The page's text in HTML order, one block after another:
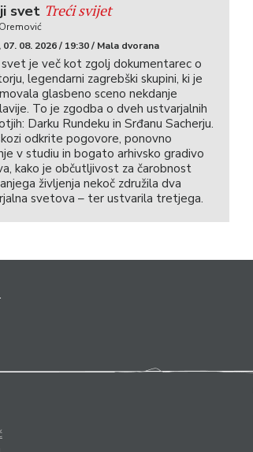
svet Treći svijet
08. 2026 / 19:30 / Mala dvorana
je več kot zgolj dokumentarec o
legendarni zagrebški skupini, ki je
glasbeno sceno nekdanje
To je zgodba o dveh ustvarjalnih
Darku Rundeku in Srđanu Sacherju.
odkrite pogovore, ponovno
v studiu in bogato arhivsko gradivo
kako je občutljivost za čarobnost
življenja nekoč združila dva
svetova – ter ustvarila tretjega.